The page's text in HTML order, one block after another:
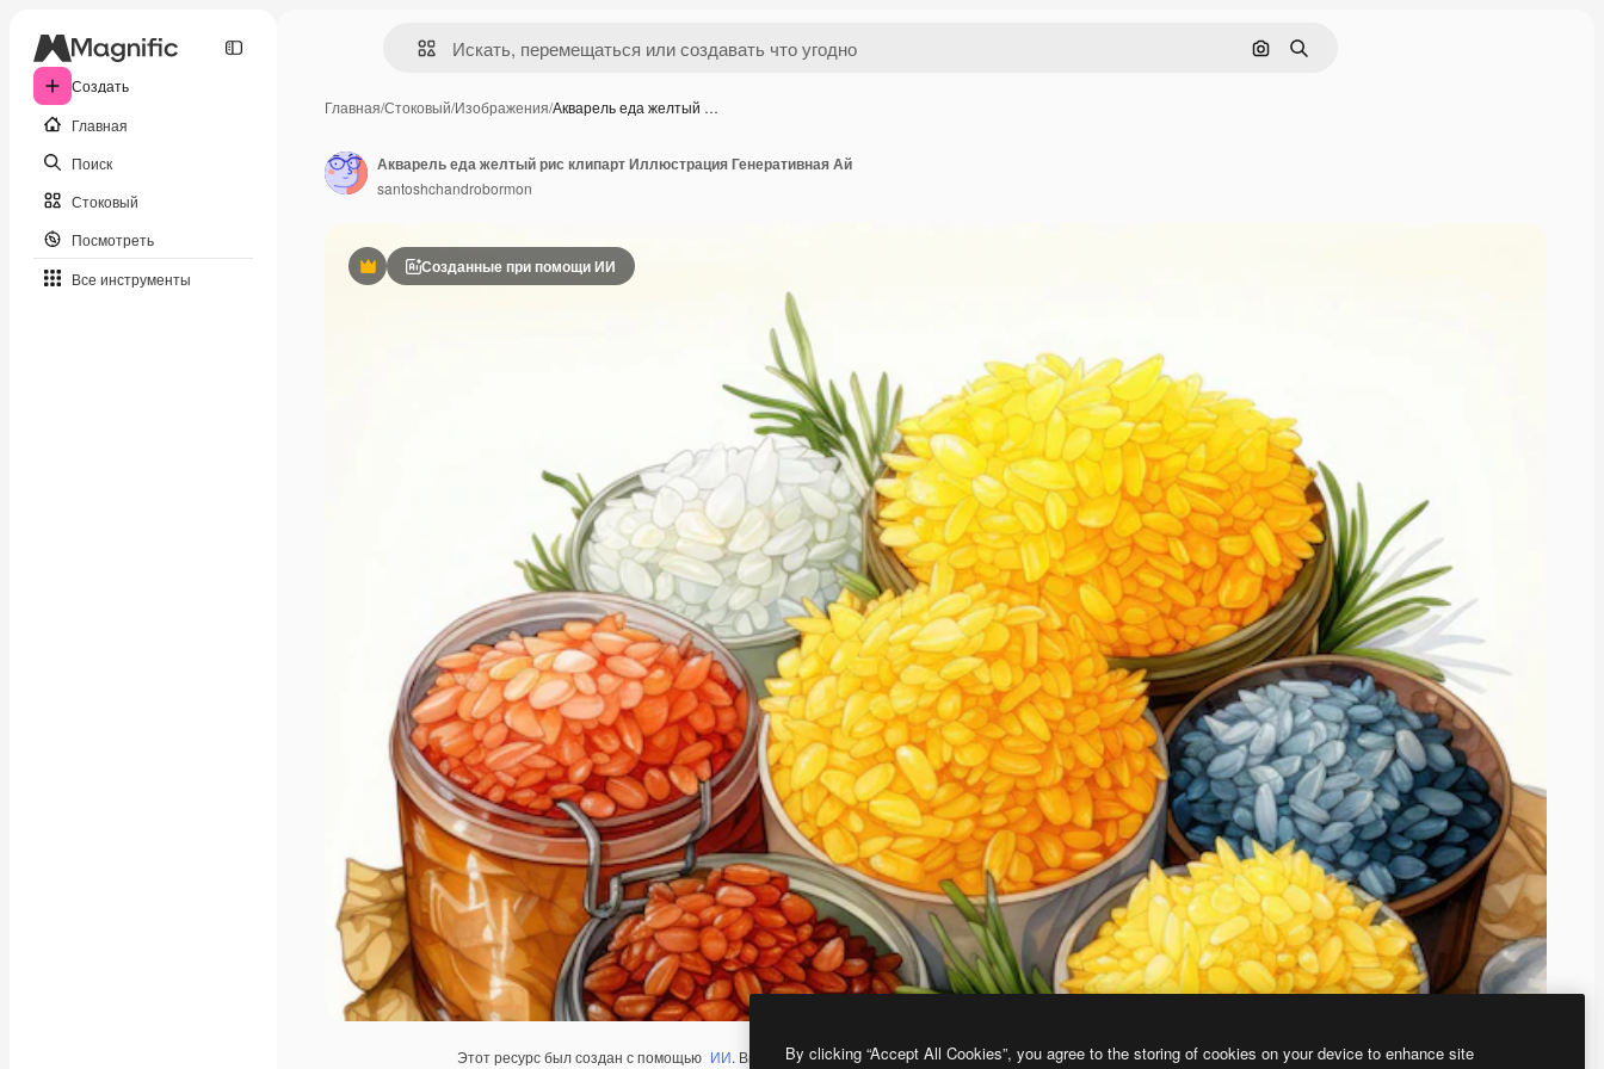
Создать
Главная
Поиск
Стоковый
Посмотреть
Все инструменты
Поиск по изображению
Поиск
Главная/Стоковый/Изображения/Акварель еда желтый …
ПремиумСозданные при помощи ИИ
Этот ресурс был создан с помощью ИИ. Вы можете создать свой собственный с помощью нашего генератора изображений на основе ИИ.
Акварель еда желтый рис клипарт Иллюстрация Генеративная Ай
santoshchandrobormon
By clicking “Accept All Cookies”, you agree to the storing of cookies on your device to enhance site